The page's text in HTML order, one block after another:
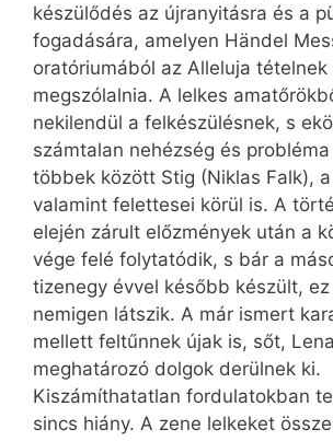
készülődés az újranyitásra és a
fogadására, amelyen Händel
oratóriumából az Alleluja tételnek
megszólalnia. A lelkes
nekilendül a felkészülésnek, s
számtalan nehézség és
többek között Stig (Niklas Falk),
valamint felettesei körül is. A
elején zárult előzmények után a
vége felé folytatódik, s bár a
tizenegy évvel később készült,
nemigen látszik. A már ismert
mellett feltűnnek újak is, sőt,
meghatározó dolgok derülnek ki.
Kiszámíthatatlan fordulatokban
sincs hiány. A zene lelkeket